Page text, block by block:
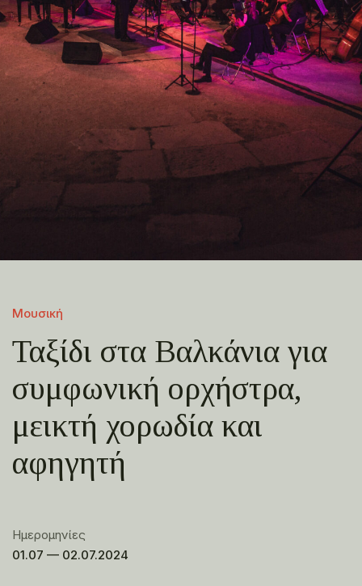
Μουσική
Ταξίδι στα Βαλκάνια για
συμφωνική ορχήστρα,
μεικτή χορωδία και
αφηγητή
Ημερομηνίες
01.07 — 02.07.2024